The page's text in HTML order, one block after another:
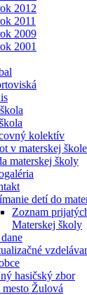
2012
2011
2009
2001
kolektív
v materskej škole
materskej školy
detí do
Zoznam
Materskej školy
hasičský zbor
Žulová